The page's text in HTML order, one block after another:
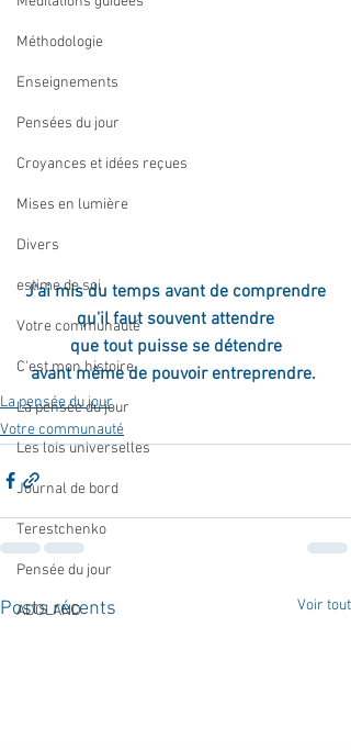
Méthodologie
Enseignements
Pensées du jour
Croyances et idées reçues
Mises en lumière
Divers
estime de soi
Votre communauté
C'est mon histoire
La pensée du jour
Les lois universelles
Journal de bord
Terestchenko
Pensée du jour
ADOLAND
J'ai mis du temps avant de comprendre
qu'il faut souvent attendre
que tout puisse se détendre
avant même de pouvoir entreprendre.
La pensée du jour
Votre communauté
Posts récents Voir tout